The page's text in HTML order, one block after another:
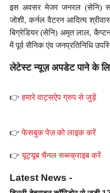
इस अवसर मेजर जनरल (सेनि)
जोशी, कर्नल वैटरन आदित्य
बिग्रेडियर (सेनि) अमृत लाल,
में पूर्व सैनिक एंव जनप्रतिनिधि
लेटेस्ट न्यूज़ अपडेट पाने के
👉हमारे वाट्सऐप ग्रुप से जुड़ें
👉फेसबुक पेज़ को लाइक करें
👉यूट्यूब चैनल सब्स्क्राइब करें
Latest News -